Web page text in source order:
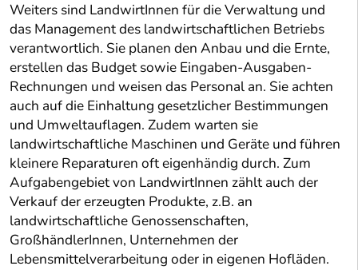
Weiters sind LandwirtInnen für die Verwaltung und
das Management des landwirtschaftlichen Betriebs
verantwortlich. Sie planen den Anbau und die Ernte,
erstellen das Budget sowie Eingaben-Ausgaben-
Rechnungen und weisen das Personal an. Sie achten
auch auf die Einhaltung gesetzlicher Bestimmungen
und Umweltauflagen. Zudem warten sie
landwirtschaftliche Maschinen und Geräte und führen
kleinere Reparaturen oft eigenhändig durch. Zum
Aufgabengebiet von LandwirtInnen zählt auch der
Verkauf der erzeugten Produkte, z.B. an
landwirtschaftliche Genossenschaften,
GroßhändlerInnen, Unternehmen der
Lebensmittelverarbeitung oder in eigenen Hofläden.